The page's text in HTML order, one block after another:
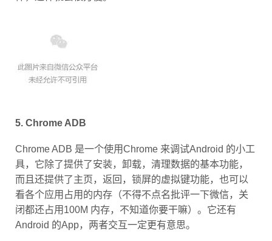
5. Chrome ADB
Chrome ADB 是一个使用Chrome 来调试Android 的小工
具，它除了提供了安装，卸载，清理数据的基本功能，
而且还提供了主页，返回，锁屏的虚拟键功能，也可以
看各个应用占用的内存（不得不点名批评一下微信，关
闭都还占用100M 内存，不知道你要干嘛）。它还有
Android 的App，两者交互一定更有意思。